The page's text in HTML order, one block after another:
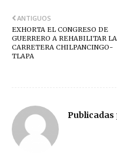
ANTIGUOS
EXHORTA EL CONGRESO DE
GUERRERO A REHABILITAR LA
CARRETERA CHILPANCINGO-
TLAPA
Publicadas